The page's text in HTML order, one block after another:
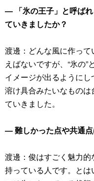
― 「氷の王子」と呼ば
ていきましたか？
渡邊：どんな風に作っ
えばないですが、“氷の
イメージが出るように
溶け具合みたいなもの
ていきました。
― 難しかった点や共通
渡邊：俊はすごく魅力
持っている人です。と